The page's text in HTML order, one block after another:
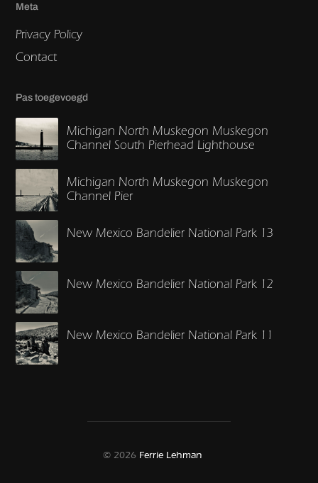
Meta
Privacy Policy
Contact
Pas toegevoegd
Michigan North Muskegon Muskegon
Channel South Pierhead Lighthouse
Michigan North Muskegon Muskegon
Channel Pier
New Mexico Bandelier National Park 13
New Mexico Bandelier National Park 12
New Mexico Bandelier National Park 11
© 2026 Ferrie Lehman